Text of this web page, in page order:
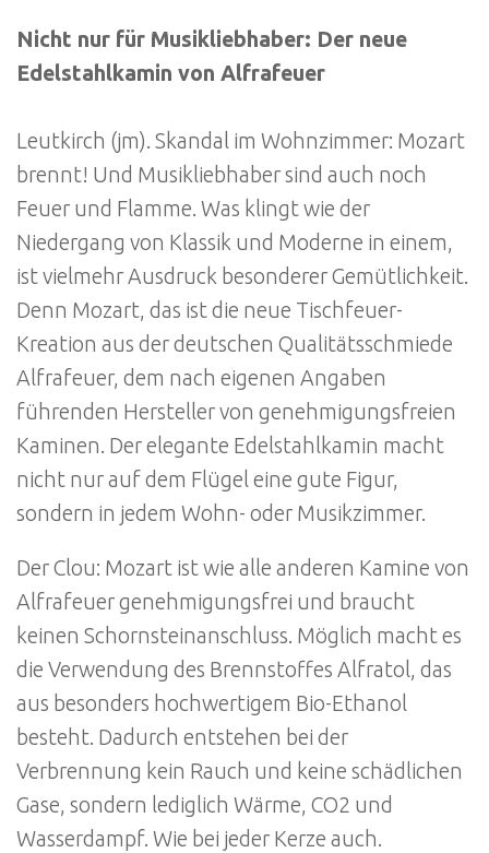
Nicht nur für Musikliebhaber: Der neue
Edelstahlkamin von Alfrafeuer
Leutkirch (jm). Skandal im Wohnzimmer: Mozart
brennt! Und Musikliebhaber sind auch noch
Feuer und Flamme. Was klingt wie der
Niedergang von Klassik und Moderne in einem,
ist vielmehr Ausdruck besonderer Gemütlichkeit.
Denn Mozart, das ist die neue Tischfeuer-
Kreation aus der deutschen Qualitätsschmiede
Alfrafeuer, dem nach eigenen Angaben
führenden Hersteller von genehmigungsfreien
Kaminen. Der elegante Edelstahlkamin macht
nicht nur auf dem Flügel eine gute Figur,
sondern in jedem Wohn- oder Musikzimmer.
Der Clou: Mozart ist wie alle anderen Kamine von
Alfrafeuer genehmigungsfrei und braucht
keinen Schornsteinanschluss. Möglich macht es
die Verwendung des Brennstoffes Alfratol, das
aus besonders hochwertigem Bio-Ethanol
besteht. Dadurch entstehen bei der
Verbrennung kein Rauch und keine schädlichen
Gase, sondern lediglich Wärme, CO2 und
Wasserdampf. Wie bei jeder Kerze auch.